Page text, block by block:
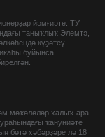
йәмғиәте. ТУ
таныҡлыҡ Элемтә,
күҙәтеү
буйынса
мәҡәләләр халыҡ-ара
ҡануниәте
бөтә хәбәрҙәре лә 18